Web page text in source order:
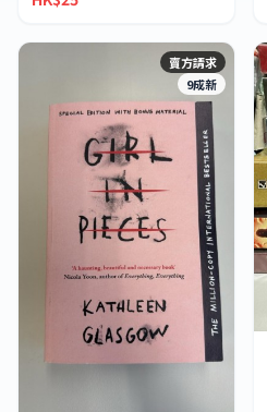
賣方請求
9成新